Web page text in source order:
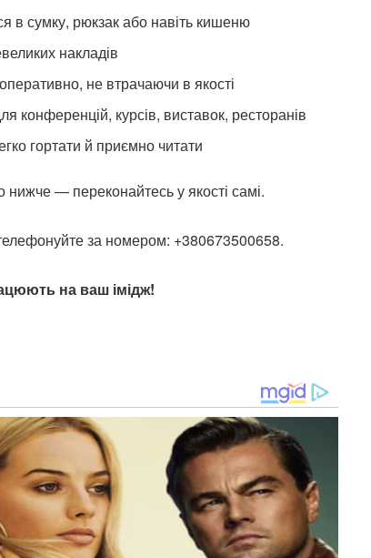
в сумку, рюкзак або навіть кишеню
накладів
не втрачаючи в якості
конференцій, курсів, виставок, ресторанів
гортати й приємно читати
— переконайтесь у якості самі.
за номером: +380673500658.
на ваш імідж!